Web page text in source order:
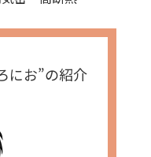
にお”の紹介